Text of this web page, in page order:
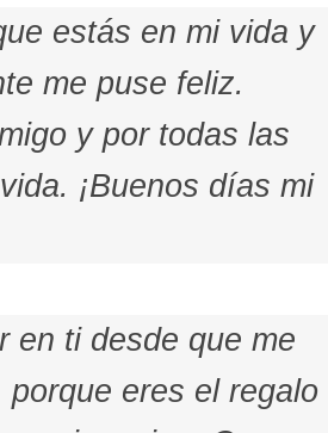
estás en mi vida y
me puse feliz.
y por todas las
¡Buenos días mi
en ti desde que me
eres el regalo